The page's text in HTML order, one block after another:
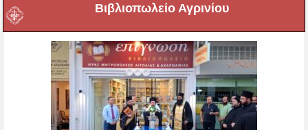
Βιβλιοπωλείο Αγρινίου